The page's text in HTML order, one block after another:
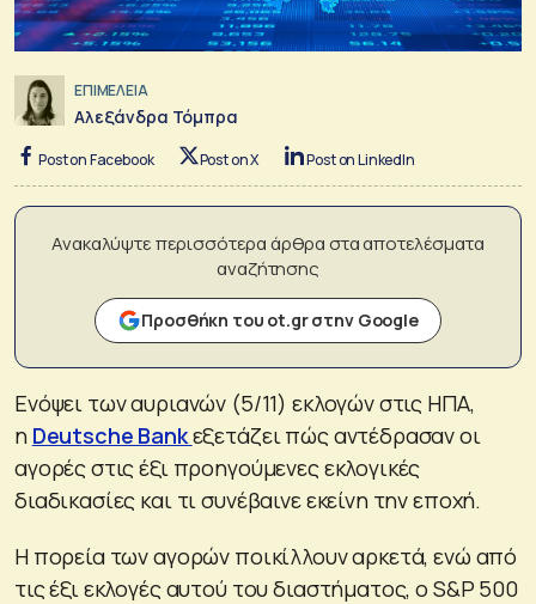
ΕΠΙΜΕΛΕΙΑ
Αλεξάνδρα Τόμπρα
Post on Facebook Post on X Post on LinkedIn
Ανακαλύψτε περισσότερα άρθρα στα αποτελέσματα
αναζήτησης
Προσθήκη του ot.gr στην Google
Ενόψει των αυριανών (5/11) εκλογών στις ΗΠΑ,
η Deutsche Bankεξετάζει πώς αντέδρασαν οι
αγορές στις έξι προηγούμενες εκλογικές
διαδικασίες και τι συνέβαινε εκείνη την εποχή.
Η πορεία των αγορών ποικίλλουν αρκετά, ενώ από
τις έξι εκλογές αυτού του διαστήματος, ο S&P 500